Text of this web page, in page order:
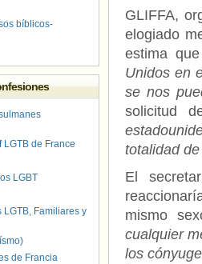
GLIFFA,
elogiado
estima
Unidos en
se nos
solicitud
totalidad
El
mismo
cualquier
los
bíblicos-
LGTB de France
LGBT
Familiares y
de Francia